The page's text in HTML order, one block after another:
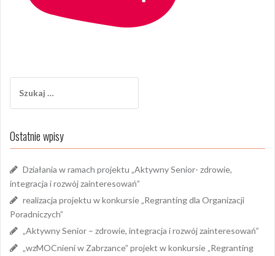
Ostatnie wpisy
Działania w ramach projektu „Aktywny Senior- zdrowie,
integracja i rozwój zainteresowań”
realizacja projektu w konkursie „Regranting dla Organizacji
Poradniczych”
„Aktywny Senior – zdrowie, integracja i rozwój zainteresowań”
„wzMOCnieni w Zabrzance” projekt w konkursie „Regranting